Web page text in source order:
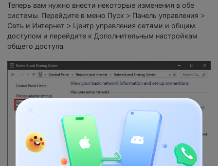
Теперь вам нужно внести некоторые изменения в обе
системы. Перейдите в меню Пуск > Панель управления >
Сеть и Интернет > Центр управления сетями и общим
доступом и перейдите к Дополнительным настройкам
общего доступа.